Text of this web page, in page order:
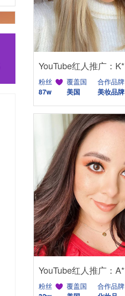
粉丝
87w
覆盖国
美国
合作品牌
美妆品牌
粉丝
覆盖国
合作品牌